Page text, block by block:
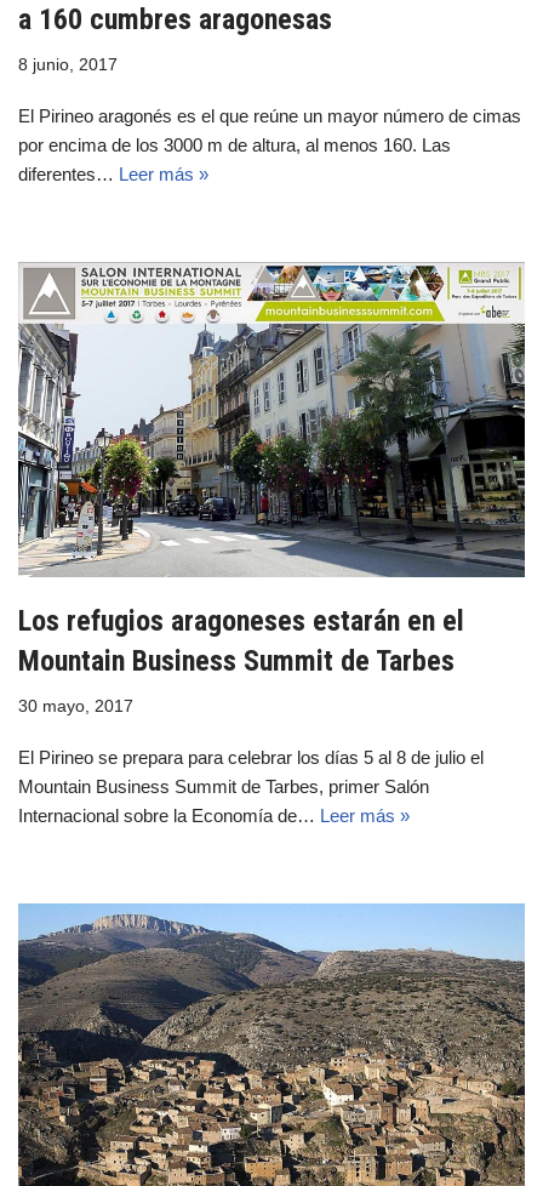
a 160 cumbres aragonesas
8 junio, 2017
El Pirineo aragonés es el que reúne un mayor número de cimas
por encima de los 3000 m de altura, al menos 160. Las
diferentes… Leer más »
Los refugios aragoneses estarán en el
Mountain Business Summit de Tarbes
30 mayo, 2017
El Pirineo se prepara para celebrar los días 5 al 8 de julio el
Mountain Business Summit de Tarbes, primer Salón
Internacional sobre la Economía de… Leer más »